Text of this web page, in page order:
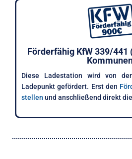
Förderfähig KfW 339/441
Diese Ladestation wird von
Ladepunkt gefördert. Erst den
stellen und anschließend direkt